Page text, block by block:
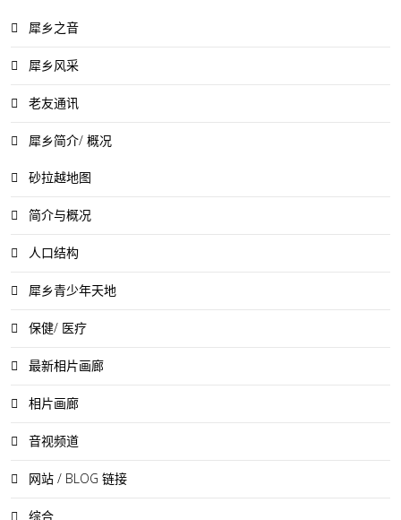
犀乡之音
犀乡风采
老友通讯
犀乡简介/ 概况
砂拉越地图
简介与概况
人口结构
犀乡青少年天地
保健/ 医疗
最新相片画廊
相片画廊
音视频道
网站 / BLOG 链接
综合